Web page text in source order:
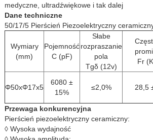
medyczne, ultradźwiękowe i tak dalej
Dane techniczne
50/17/5 Pierścień Piezoelektryczny
Wymiary
(mm)
Pojemność
C (pF)
Słabe
rozpraszanie
pola
Tgδ (12v)
Fr
Φ50xΦ17x5
6080 ±
15%
≤2,0% 28,5
Przewaga konkurencyjna
Pierścień piezoelektryczny ceramiczny:
◊ Wysoka wydajność